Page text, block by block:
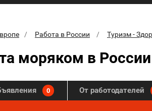
Работа в России Туризм -
моряком в России
0 От работодателей